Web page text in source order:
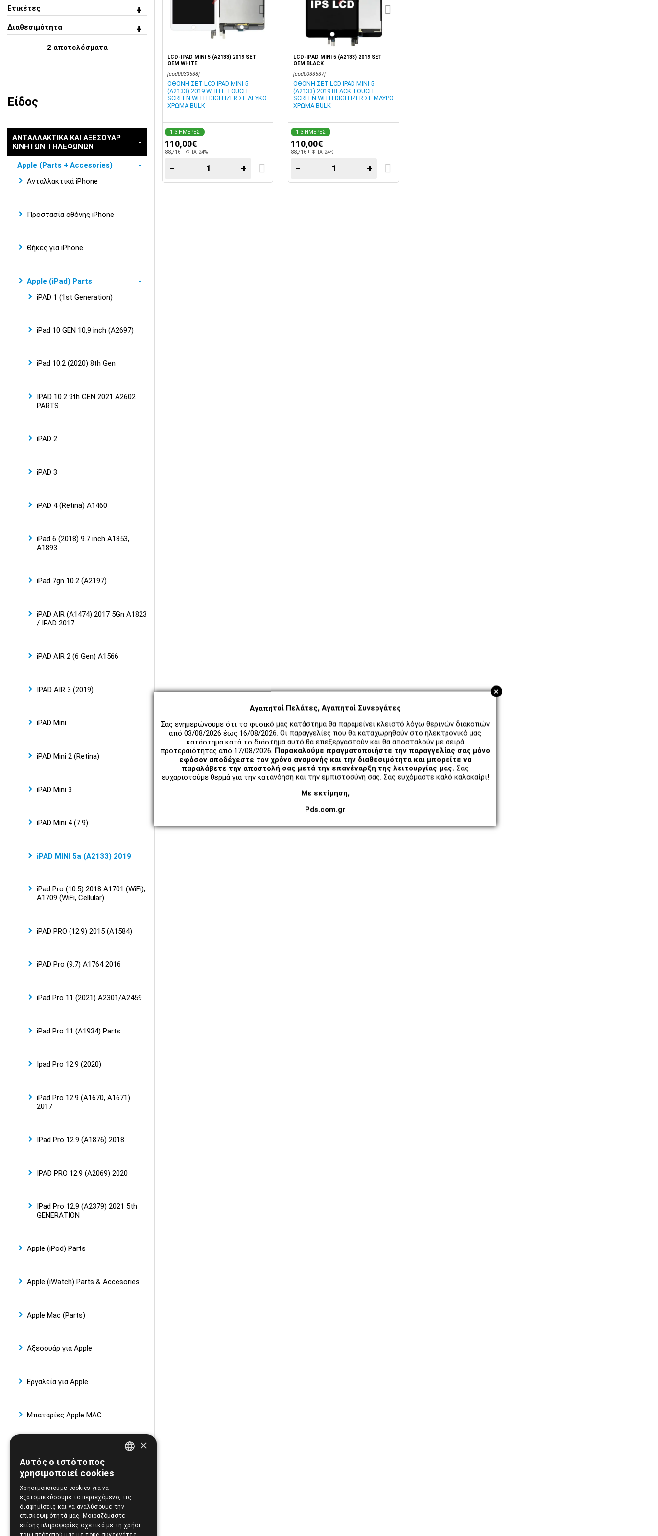
+
Αγαπητοί Πελάτες, Αγαπητοί Συνεργάτες
Σας ενημερώνουμε ότι το φυσικό μας κατάστημα θα παραμείνει κλειστό λόγω θερινών διακοπών
από 03/08/2026 έως 16/08/2026. Οι παραγγελίες που θα καταχωρηθούν στο ηλεκτρονικό μας
κατάστημα κατά το διάστημα αυτό θα επεξεργαστούν και θα αποσταλούν με σειρά
προτεραιότητας από 17/08/2026. Παρακαλούμε πραγματοποιήστε την παραγγελίας σας μόνο
εφόσον αποδέχεστε τον χρόνο αναμονής και την διαθεσιμότητα και μπορείτε να
παραλάβετε την αποστολή σας μετά την επανέναρξη της λειτουργίας μας. Σας
ευχαριστούμε θερμά για την κατανόηση και την εμπιστοσύνη σας. Σας ευχόμαστε καλό καλοκαίρι!
Με εκτίμηση,
Pds.com.gr
Ετικέτες
Διαθεσιμότητα
2 αποτελέσματα
Είδος
ΑΝΤΑΛΛΑΚΤΙΚΑ ΚΑΙ ΑΞΕΣΟΥΑΡ
ΚΙΝΗΤΩΝ ΤΗΛΕΦΩΝΩΝ
Apple (Parts + Accesories)
Ανταλλακτικά iPhone
Προστασία οθόνης iPhone
Θήκες για iPhone
Apple (iPad) Parts
iPAD 1 (1st Generation)
iPad 10 GEN 10,9 inch (A2697)
iPad 10.2 (2020) 8th Gen
IPAD 10.2 9th GEN 2021 A2602
PARTS
iPAD 2
iPAD 3
iPAD 4 (Retina) A1460
iPad 6 (2018) 9.7 inch A1853,
A1893
iPad 7gn 10.2 (A2197)
iPAD AIR (A1474) 2017 5Gn A1823
/ IPAD 2017
iPAD AIR 2 (6 Gen) A1566
IPAD AIR 3 (2019)
iPAD Mini
iPAD Mini 2 (Retina)
iPAD Mini 3
iPAD Mini 4 (7.9)
iPAD MINI 5a (A2133) 2019
iPad Pro (10.5) 2018 A1701 (WiFi),
A1709 (WiFi, Cellular)
iPAD PRO (12.9) 2015 (A1584)
iPAD Pro (9.7) A1764 2016
iPad Pro 11 (2021) A2301/A2459
iPad Pro 11 (A1934) Parts
Ipad Pro 12.9 (2020)
iPad Pro 12.9 (A1670, A1671)
2017
IPad Pro 12.9 (A1876) 2018
IPAD PRO 12.9 (A2069) 2020
IPad Pro 12.9 (A2379) 2021 5th
GENERATION
Apple (iPod) Parts
Apple (iWatch) Parts & Accesories
Apple Mac (Parts)
Αξεσουάρ για Apple
Εργαλεία για Apple
Μπαταρίες Apple MAC
Smartwatch
LCD-IPAD MINI 5 (A2133) 2019 SET
OEM WHITE
[cod0033538]
ΟΘΟΝΗ ΣΕΤ LCD IPAD MINI 5
(A2133) 2019 WHITE TOUCH
SCREEN WITH DIGITIZER ΣΕ ΛΕΥΚΟ
ΧΡΩΜΑ BULK
1-3 ΗΜΕΡΕΣ
110,00€
88,71€ + ΦΠΑ 24%
− +
LCD-IPAD MINI 5 (A2133) 2019 SET
OEM BLACK
[cod0033537]
ΟΘΟΝΗ ΣΕΤ LCD IPAD MINI 5
(A2133) 2019 BLACK TOUCH
SCREEN WITH DIGITIZER ΣΕ ΜΑΥΡΟ
ΧΡΩΜΑ BULK
1-3 ΗΜΕΡΕΣ
110,00€
88,71€ + ΦΠΑ 24%
− +
×
Αυτός ο ιστότοπος
χρησιμοποιεί cookies
Χρησιμοποιούμε cookies για να
εξατομικεύσουμε το περιεχόμενο, τις
διαφημίσεις και να αναλύσουμε την
επισκεψιμότητά μας. Μοιραζόμαστε
επίσης πληροφορίες σχετικά με τη χρήση
του ιστότοπού μας με τους συνεργάτες